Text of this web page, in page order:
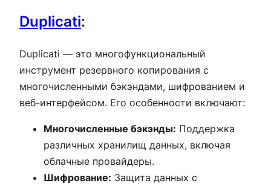
Duplicati:
Duplicati — это многофункциональный
инструмент резервного копирования с
многочисленными бэкэндами, шифрованием и
веб-интерфейсом. Его особенности включают:
Многочисленные бэкэнды: Поддержка
различных хранилищ данных, включая
облачные провайдеры.
Шифрование: Защита данных с